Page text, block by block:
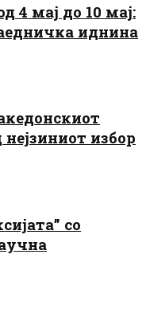
4 мај до 10 мај:
иднина
нејзиниот избор
со